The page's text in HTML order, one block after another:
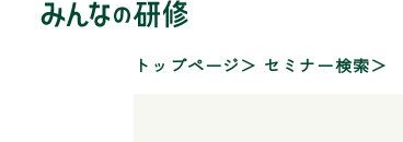
トップページ セミナー検索